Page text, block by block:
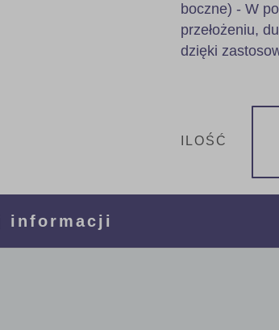
boczne) - W
przełożeniu,
dzięki
ILOŚĆ
informacji